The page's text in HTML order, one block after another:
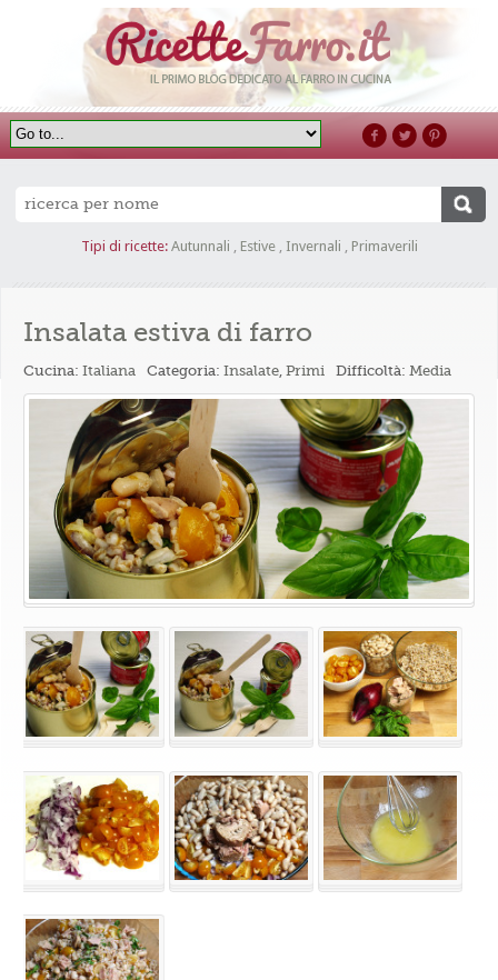
Tipi di ricette: Autunnali , Estive, Invernali , Primaverili
Insalata estiva di farro
Cucina:Italiana Categoria:Insalate,Primi Difficoltà:Media